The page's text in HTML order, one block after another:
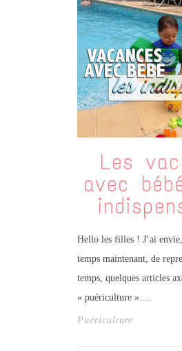
Les
avec
Hello les filles ! J’ai
temps maintenant, de
temps, quelques articles
« puériculture »….
Puériculture